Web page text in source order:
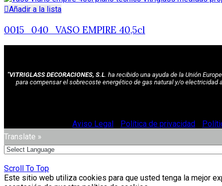
Añadir a la lista
0015_040_VASO EMPIRE 40,5cl
"VITRIGLASS DECORACIONES, S.L . ha recibido una ayuda de la Unión
para compensar el sobrecoste energético de gas natural y/o
Aviso Legal Política de privacidad
Translate »
Scroll To Top
Este sitio web utiliza cookies para que usted tenga la mejor